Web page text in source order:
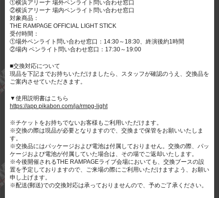
①横浜アリーナ 場外ペンライト問い合わせ窓口
②横浜アリーナ 場内ペンライト問い合わせ窓口
対象商品：
THE RAMPAGE OFFICIAL LIGHT STICK
受付時間：
①場外ペンライト問い合わせ窓口：14:30～18:30、終演後約1時間
②場内 ペンライト問い合わせ窓口：17:30～19:00
■交換対応について
現品を下記までお持ちいただけましたら、スタッフが確認のうえ、交換品を
ご案内させていただきます。
▼使用説明書はこちら
https://app.pikabon.com/ja/rmpg-light
※チケットをお持ちでないお客様もご利用いただけます。
※交換の際は現品が必要となりますので、交換まで保管をお願いいたしま
す。
※交換品にはパッケージおよび電池は付属しておりません。交換の際、パッ
ケージおよび電池が付属していた場合は、その場でご返却いたします。
※今後開催されるTHE RAMPAGEライブ会場においても、交換ブースの設
置を予定しておりますので、ご来場の際にご利用いただけますよう、お願い
申し上げます。
※配送(郵送)での交換対応は承っておりませんので、予めご了承ください。